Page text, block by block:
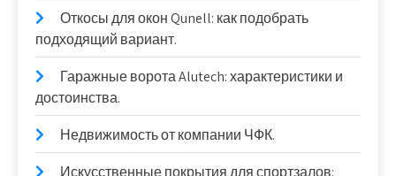
Откосы для окон Qunell: как подобрать
подходящий вариант.
Гаражные ворота Alutech: характеристики и
достоинства.
Недвижимость от компании ЧФК.
Искусственные покрытия для спортзалов: